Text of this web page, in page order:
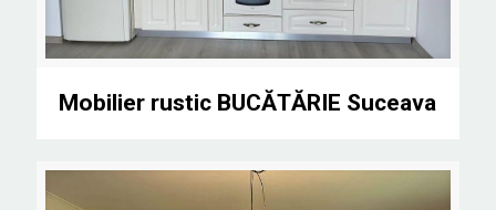
Mobilier rustic BUCĂTĂRIE Suceava
Mobilier rustic BUCĂTĂRIE Suceava